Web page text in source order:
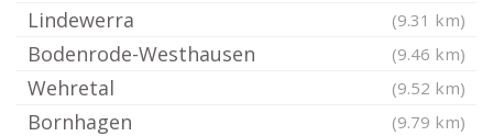
Lindewerra (9.31 km)
Bodenrode-Westhausen (9.46 km)
Wehretal (9.52 km)
Bornhagen (9.79 km)